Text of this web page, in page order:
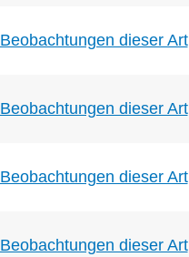
Beobachtungen dieser Art
Beobachtungen dieser Art
Beobachtungen dieser Art
Beobachtungen dieser Art